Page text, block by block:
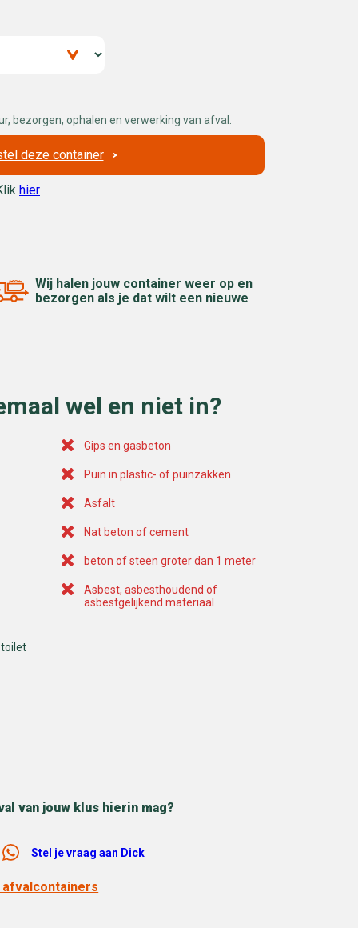
bezorgen, ophalen en verwerking van afval.
deze container
hier
Wij halen jouw container weer op en
bezorgen als je dat wilt een nieuwe
wel en niet in?
Gips en gasbeton
Puin in plastic- of puinzakken
Asfalt
Nat beton of cement
beton of steen groter dan 1 meter
Asbest, asbesthoudend of
asbestgelijkend materiaal
van jouw klus hierin mag?
Stel je vraag aan Dick